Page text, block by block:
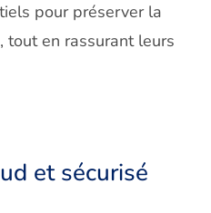
pour préserver la
en rassurant leurs
et sécurisé